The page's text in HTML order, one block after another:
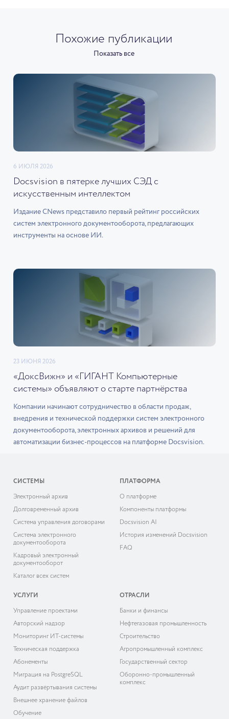
Похожие публикации
Показать все
6 ИЮЛЯ 2026
Docsvision в пятерке лучших СЭД с
искусственным интеллектом
Издание CNews представило первый рейтинг российских
систем электронного документооборота, предлагающих
инструменты на основе ИИ.
23 ИЮНЯ 2026
«ДоксВижн» и «ГИГАНТ Компьютерные
системы» объявляют о старте партнёрства
Компании начинают сотрудничество в области продаж,
внедрения и технической поддержки систем электронного
документооборота, электронных архивов и решений для
автоматизации бизнес-процессов на платформе Docsvision.
СИСТЕМЫ
Электронный архив
Долговременный архив
Система управления договорами
Система электронного
документооборота
Кадровый электронный
документооборот
Каталог всех систем
ПЛАТФОРМА
О платформе
Компоненты платформы
Docsvision AI
История изменений Docsvision
FAQ
УСЛУГИ
Управление проектами
Авторский надзор
Мониторинг ИТ-системы
Техническая поддержка
Абонементы
Миграция на PostgreSQL
Аудит развёртывания системы
Внешнее хранение файлов
Обучение
ОТРАСЛИ
Банки и финансы
Нефтегазовая промышленность
Строительство
Агропромышленный комплекс
Государственный сектор
Оборонно-промышленный
комплекс